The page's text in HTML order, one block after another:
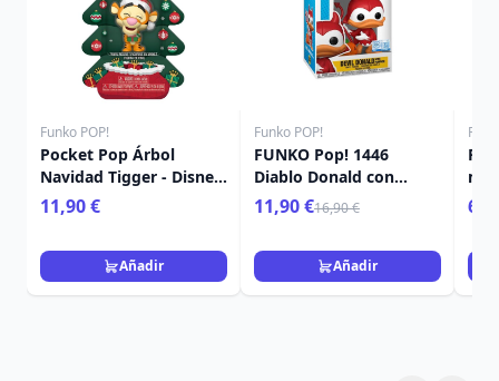
Funko POP!
Pocket Pop Árbol
Navidad Tigger - Disney
Winnie The Pooh
11,90 €
Añadir
Funko POP!
FUNKO Pop! 1446
Diablo Donald con
calabaza - Disney
11,90 €16,90 €
Añadir